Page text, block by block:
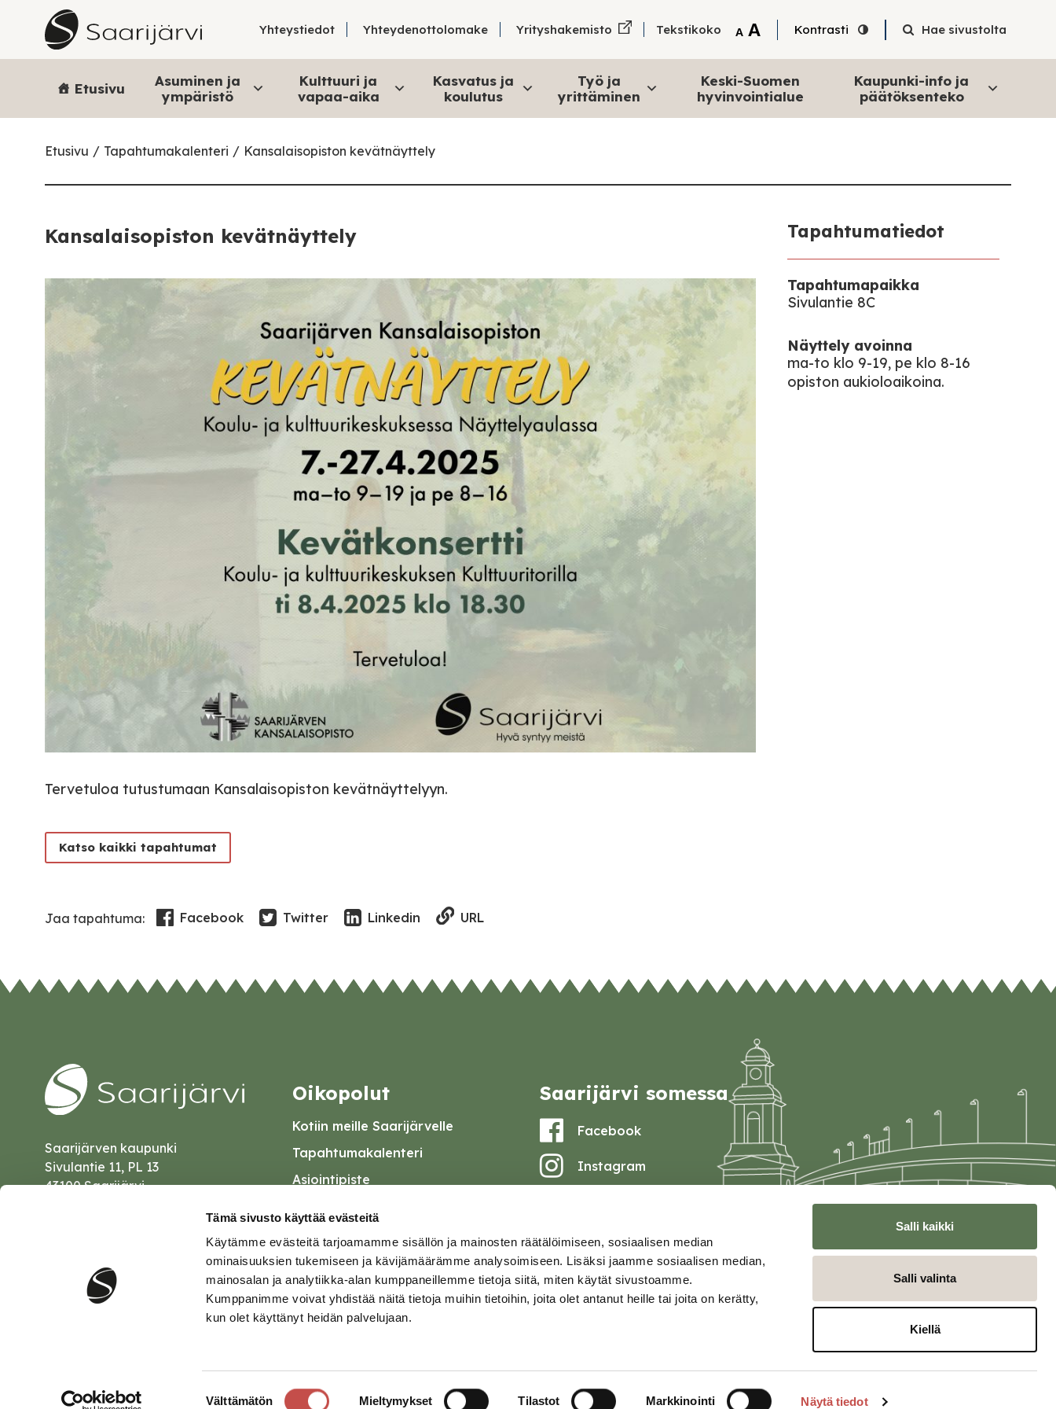
Tämä sivusto käyttää evästeitä
Käytämme evästeitä tarjoamamme sisällön ja mainosten räätälöimiseen, sosiaalisen median
ominaisuuksien tukemiseen ja kävijämäärämme analysoimiseen. Lisäksi jaamme sosiaalisen median,
mainosalan ja analytiikka-alan kumppaneillemme tietoja siitä, miten käytät sivustoamme.
Kumppanimme voivat yhdistää näitä tietoja muihin tietoihin, joita olet antanut heille tai joita on kerätty,
kun olet käyttänyt heidän palvelujaan.
Välttämätön Mieltymykset Tilastot Markkinointi Näytä tiedot
Salli kaikki
Salli valinta
Kiellä
Skip to content
Yhteystiedot Yhteydenottolomake Yrityshakemisto Tekstikoko A Tekstin pienentäminen
A Tekstin suurentaminen
Kontrasti Hae sivustolta
Etusivu
Asuminen ja
ympäristö
Kulttuuri ja
vapaa-aika
Kasvatus ja
koulutus
Työ ja
yrittäminen
Keski-Suomen
hyvinvointialue
Kaupunki-info ja
päätöksenteko
Etusivu Tapahtumakalenteri Kansalaisopiston kevätnäyttely
Kansalaisopiston kevätnäyttely
Tervetuloa tutustumaan Kansalaisopiston kevätnäyttelyyn.
Tapahtumatiedot
Tapahtumapaikka
Sivulantie 8C
Näyttely avoinna
ma-to klo 9-19, pe klo 8-16
opiston aukioloaikoina.
Katso kaikki tapahtumat
Jaa tapahtuma: Facebook Twitter Linkedin URL
Saarijärven kaupunki
Sivulantie 11, PL 13
43100 Saarijärvi
Oikopolut
Kotiin meille Saarijärvelle
Tapahtumakalenteri
Asiointipiste
Palautelomake
Saavutettavuusseloste
Tietosuoja
Saarijärvi somessa
Facebook
Instagram